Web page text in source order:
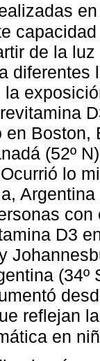
de la
diferentes
Boston,
(52º
lo
D3
reflejan
en